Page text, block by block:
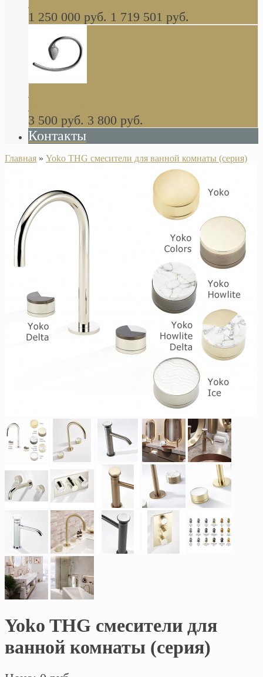
1 250 000 руб. 1 719 501 руб.
Khala Colombo аксессуары (серия) В
НАЛИЧИИ
3 500 руб. 3 800 руб.
Контакты
Главная » Yoko THG смесители для ванной комнаты (серия)
Yoko THG смесители для
ванной комнаты (серия)